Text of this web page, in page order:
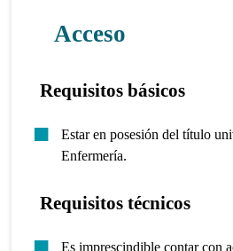
Acceso
Requisitos básicos
Estar en posesión del título
Enfermería.
Requisitos técnicos
Es imprescindible contar con